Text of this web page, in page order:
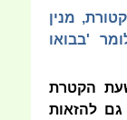
מנין
'בבואו
הקטרת
גם להזאות